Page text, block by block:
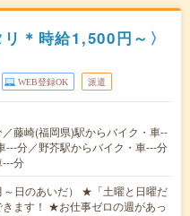
＊時給1,500円～〉
WEB登録OK 派遣
藤崎(福岡県)駅からバイク・車--
---分／野芥駅からバイク・車---分
---分
～日のあいだ） ★「土曜と日曜だ
ます！ ★お仕事ゼロの週があっ